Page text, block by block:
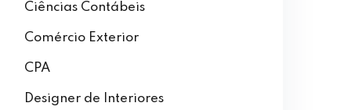
Ciências Contábeis
Comércio Exterior
CPA
Designer de Interiores